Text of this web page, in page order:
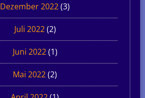
Dezember 2022(3)
Juli 2022(2)
Juni 2022(1)
Mai 2022(2)